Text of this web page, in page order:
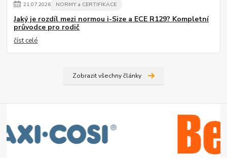
21.07.2026 NORMY a CERTIFIKACE
Jaký je rozdíl mezi normou i-Size a ECE R129? Kompletní
průvodce pro rodič
číst celé
Zobrazit všechny články